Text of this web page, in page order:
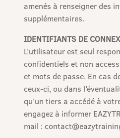
amenés à renseigner des
supplémentaires.
IDENTIFIANTS DE
L’utilisateur est seul
confidentiels et non
et mots de passe. En cas
ceux-ci, ou dans
qu’un tiers a accédé à
engagez à informer
mail :